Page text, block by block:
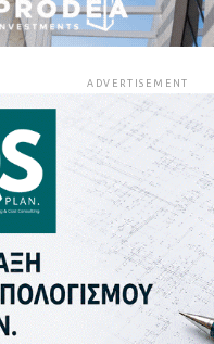
ADVERTISEMENT